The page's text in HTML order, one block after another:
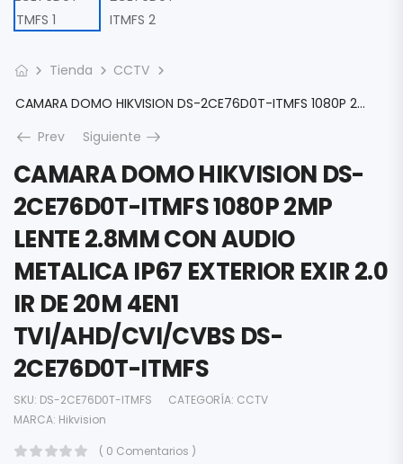
Tienda
CCTV
CAMARA DOMO HIKVISION DS-2CE76D0T-ITMFS 1080P 2MP LENTE 2.8MM CON AUDIO METALICA IP67 EXTERIOR EXIR 2.0 IR DE 20M 4EN1 TVI/AHD/CVI/CVBS DS-2CE76D0T-ITMFS
Prev
Siguiente
CAMARA DOMO HIKVISION DS-
2CE76D0T-ITMFS 1080P 2MP
LENTE 2.8MM CON AUDIO
METALICA IP67 EXTERIOR EXIR 2.0
IR DE 20M 4EN1
TVI/AHD/CVI/CVBS DS-
2CE76D0T-ITMFS
SKU: DS-2CE76D0T-ITMFS CATEGORÍA: CCTV
MARCA: Hikvision
( 0 Comentarios )